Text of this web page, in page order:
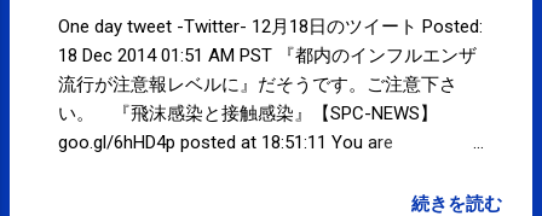
One day tweet -Twitter- 12月18日のツイート Posted:
18 Dec 2014 01:51 AM PST 『都内のインフルエンザ
流行が注意報レベルに』だそうです。ご注意下さ
い。 『飛沫感染と接触感染』【SPC-NEWS】
goo.gl/6hHD4p posted at 18:51:11 You are
コンディショニング(@SPCstyle) - Twilog To stop続きを読む